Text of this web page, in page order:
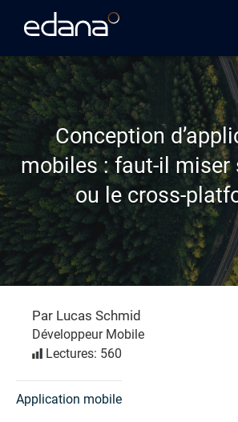
Conception
mobiles : faut-il miser
ou le cross-
Par Lucas Schmid
Développeur Mobile
Lectures: 560
Application mobile